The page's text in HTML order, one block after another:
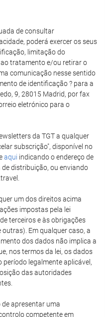
de consultar
poderá exercer os seus
limitação do
tratamento e/ou retirar o
comunicação nesse sentido
de identificação ? para a
9, 28015 Madrid, por fax
eletrónico para o
da TGT a qualquer
subscrição", disponível no
aqui indicando o endereço de
distribuição, ou enviando
um dos direitos acima
impostas pela lei
terceiros e às obrigações
Em qualquer caso, a
dos dados não implica a
nos termos da lei, os dados
legalmente aplicável,
das autoridades
apresentar uma
competente em